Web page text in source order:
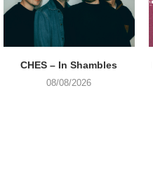
CHES – In Shambles
08/08/2026